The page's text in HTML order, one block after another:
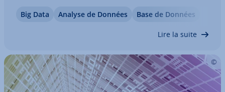
extraire les in­for­ma­tions sou­hai­tées des en­re­gis­
Big Data Analyse de Données Base de Données
Lire la suite